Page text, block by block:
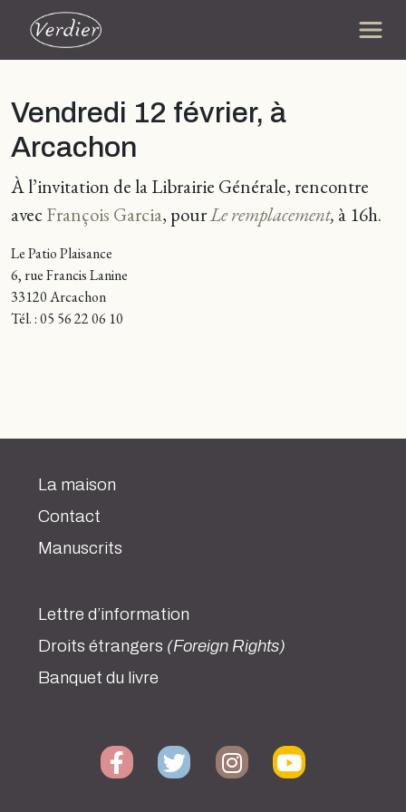
Vendredi 12 février, à
Arcachon
À l’invitation de la Librairie Générale, rencontre
avecFrançois Garcia, pourLe remplacement, à 16h.
Le Patio Plaisance
6, rue Francis Lanine
33120 Arcachon
Tél. : 05 56 22 06 10
La maison
Contact
Manuscrits
Lettre d’information
Droits étrangers (Foreign Rights)
Banquet du livre